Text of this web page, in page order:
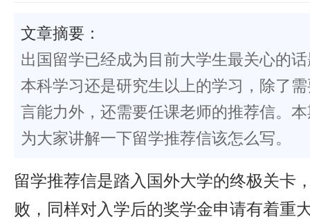
文章摘要：
出国留学已经成为目前大学生最关心的
本科学习还是研究生以上的学习，除了
言能力外，还需要任课老师的推荐信。
为大家讲解一下留学推荐信该怎么写。
留学推荐信是踏入国外大学的终极关卡
败，同样对入学后的奖学金申请有着重